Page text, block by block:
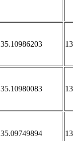
35.10986203
35.10980083
35.09749894